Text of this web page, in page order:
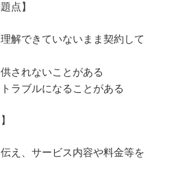
点】
解できていないまま契約して
されないことがある
ラブルになることがある
え、サービス内容や料金等を